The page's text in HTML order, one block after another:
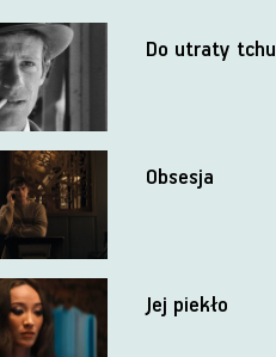
Do utraty tchu
Obsesja
Jej piekło